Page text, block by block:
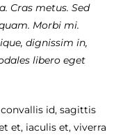
Cras metus. Sed
Morbi mi.
dignissim in,
libero eget
id, sagittis
et, iaculis et, viverra